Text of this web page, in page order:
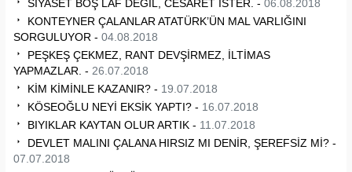
SİYASET BOŞ LAF DEĞİL, CESARET İSTER. - 06.08.2018
KONTEYNER ÇALANLAR ATATÜRK’ÜN MAL VARLIĞINI
SORGULUYOR - 04.08.2018
PEŞKEŞ ÇEKMEZ, RANT DEVŞİRMEZ, İLTİMAS
YAPMAZLAR. - 26.07.2018
KİM KİMİNLE KAZANIR? - 19.07.2018
KÖSEOĞLU NEYİ EKSİK YAPTI? - 16.07.2018
BIYIKLAR KAYTAN OLUR ARTIK - 11.07.2018
DEVLET MALINI ÇALANA HIRSIZ MI DENİR, ŞEREFSİZ Mİ? -
07.07.2018